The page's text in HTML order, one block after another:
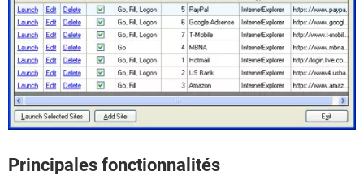
Principales fonctionnalités